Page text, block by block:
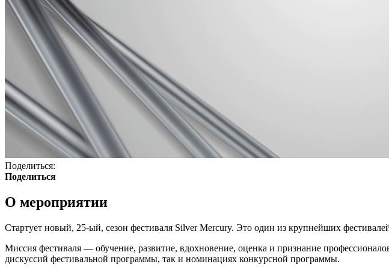
Поделиться:
Поделиться
О мероприятии
Стартует новый, 25-ый, сезон фестиваля Silver Mercury. Это один из крупнейших
Миссия фестиваля — обучение, развитие, вдохновение, оценка и признание
дискуссий фестивальной программы, так и номинациях конкурсной программы.